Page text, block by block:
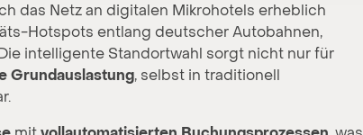
das Netz an digitalen Mikrohotels erheblich
Hotspots entlang deutscher Autobahnen,
intelligente Standortwahl sorgt nicht nur für
Grundauslastung, selbst in traditionell